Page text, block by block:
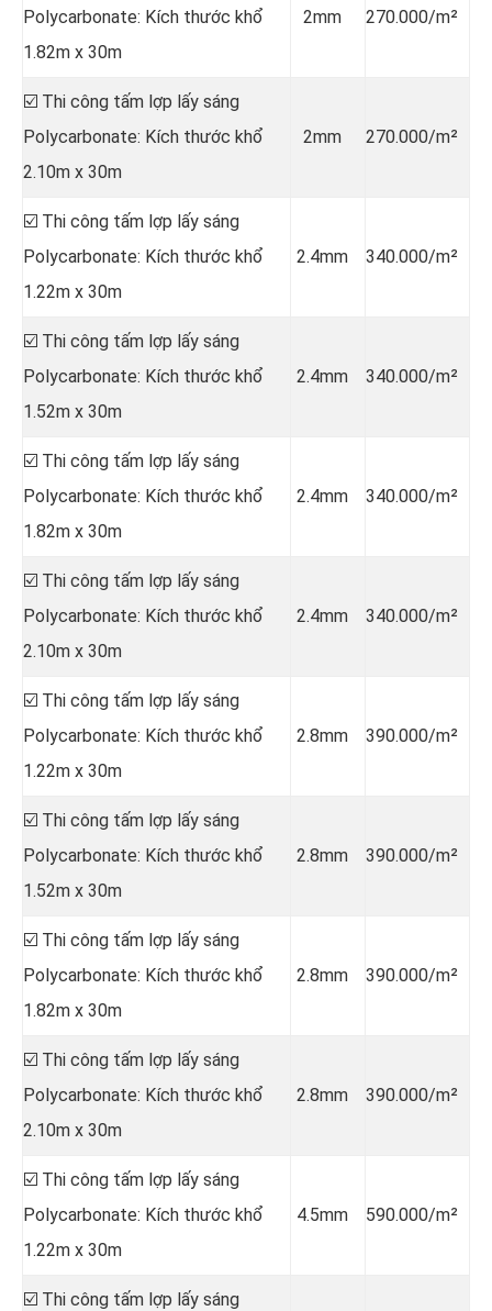
Polycarbonate: Kích thước khổ
1.82m x 30m
2mm 270.000/m²
☑️ Thi công tấm lợp lấy sáng
Polycarbonate: Kích thước khổ
2.10m x 30m
2mm 270.000/m²
☑️ Thi công tấm lợp lấy sáng
Polycarbonate: Kích thước khổ
1.22m x 30m
2.4mm 340.000/m²
☑️ Thi công tấm lợp lấy sáng
Polycarbonate: Kích thước khổ
1.52m x 30m
2.4mm 340.000/m²
☑️ Thi công tấm lợp lấy sáng
Polycarbonate: Kích thước khổ
1.82m x 30m
2.4mm 340.000/m²
☑️ Thi công tấm lợp lấy sáng
Polycarbonate: Kích thước khổ
2.10m x 30m
2.4mm 340.000/m²
☑️ Thi công tấm lợp lấy sáng
Polycarbonate: Kích thước khổ
1.22m x 30m
2.8mm 390.000/m²
☑️ Thi công tấm lợp lấy sáng
Polycarbonate: Kích thước khổ
1.52m x 30m
2.8mm 390.000/m²
☑️ Thi công tấm lợp lấy sáng
Polycarbonate: Kích thước khổ
1.82m x 30m
2.8mm 390.000/m²
☑️ Thi công tấm lợp lấy sáng
Polycarbonate: Kích thước khổ
2.10m x 30m
2.8mm 390.000/m²
☑️ Thi công tấm lợp lấy sáng
Polycarbonate: Kích thước khổ
1.22m x 30m
4.5mm 590.000/m²
☑️ Thi công tấm lợp lấy sáng